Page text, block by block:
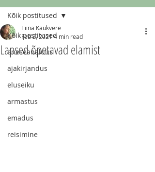
Kõik postitused
eneseanalüüs
ajakirjandus
eluseiku
armastus
emadus
reisimine
Kõik postitused
Lapsed õpetavad elamist
Tiina Kaukvere
Feb 2, 20214 min read